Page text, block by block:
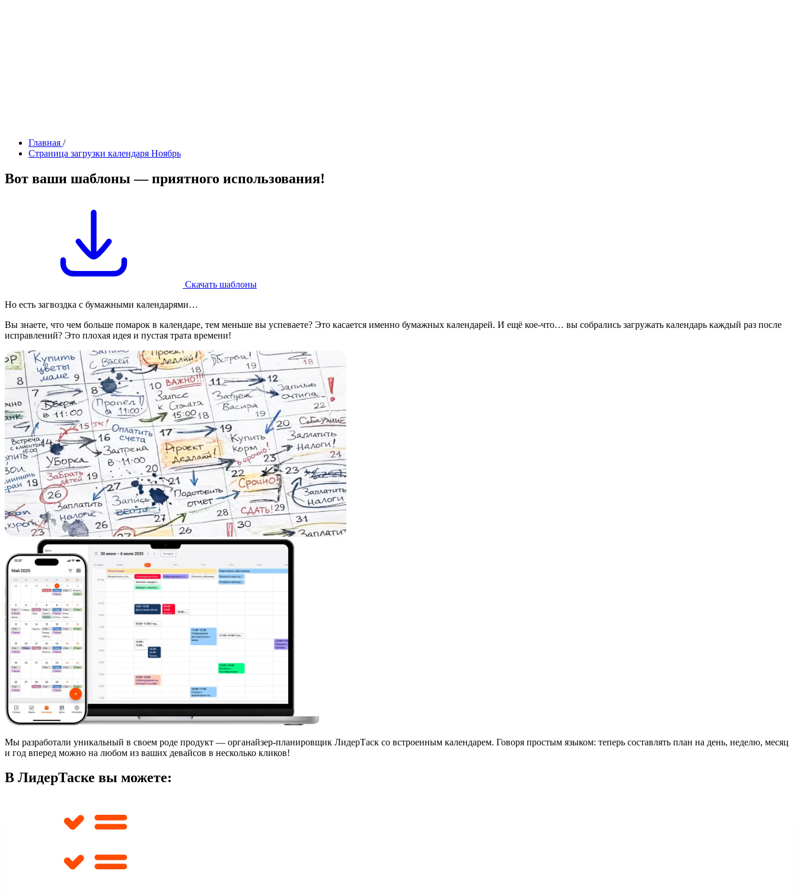
Главная /
Страница загрузки календаря Ноябрь
Вот ваши шаблоны— приятного использования!
Скачать шаблоны
Но есть загвоздка с бумажными календарями…
Вы знаете, что чем больше помарок в календаре, тем меньше вы успеваете? Это касается именно бумажных календарей. И ещё кое-что… вы собрались загружать календарь каждый раз после
исправлений? Это плохая идея и пустая трата времени!
Мы разработали уникальный в своем роде продукт — органайзер-планировщик ЛидерТаск со встроенным календарем. Говоря простым языком: теперь составлять план на день, неделю, месяц
и год вперед можно на любом из ваших девайсов в несколько кликов!
В ЛидерТаске вы можете: